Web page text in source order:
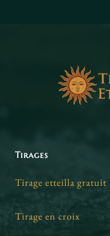
Tirages
Tirage etteilla gratuit
Tirage en croix